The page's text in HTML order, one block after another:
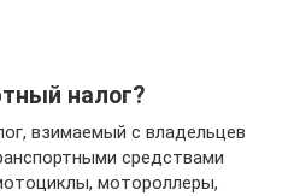
налог?
взимаемый с владельцев
средствами
мотороллеры,